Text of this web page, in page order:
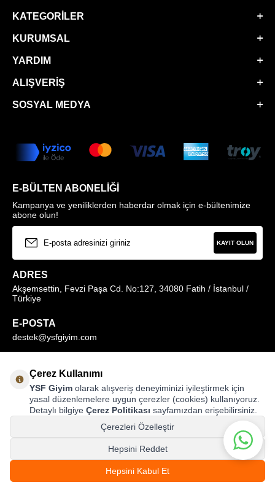
5.499,99TL
KATEGORILER
KURUMSAL
YARDIM
ALIŞVERIŞ
SOSYAL MEDYA
E-BÜLTEN ABONELIĞI
Kampanya ve yeniliklerden haberdar olmak için e-bültenimize
abone olun!
KAYIT OLUN
ADRES
Akşemsettin, Fevzi Paşa Cd. No:127, 34080 Fatih / İstanbul /
Türkiye
E-POSTA
destek@ysfgiyim.com
0850 259 1373
MAĞAZALARIMIZ
© ysfgiyim.com | Tüm Hakları Saklıdır.
Çerez Kullanımı
YSF Giyim olarak alışveriş deneyiminizi iyileştirmek için
yasal düzenlemelere uygun çerezler (cookies) kullanıyoruz.
Detaylı bilgiye Çerez Politikası sayfamızdan erişebilirsiniz.
Çerezleri Özelleştir
Hepsini Reddet
Hepsini Kabul Et